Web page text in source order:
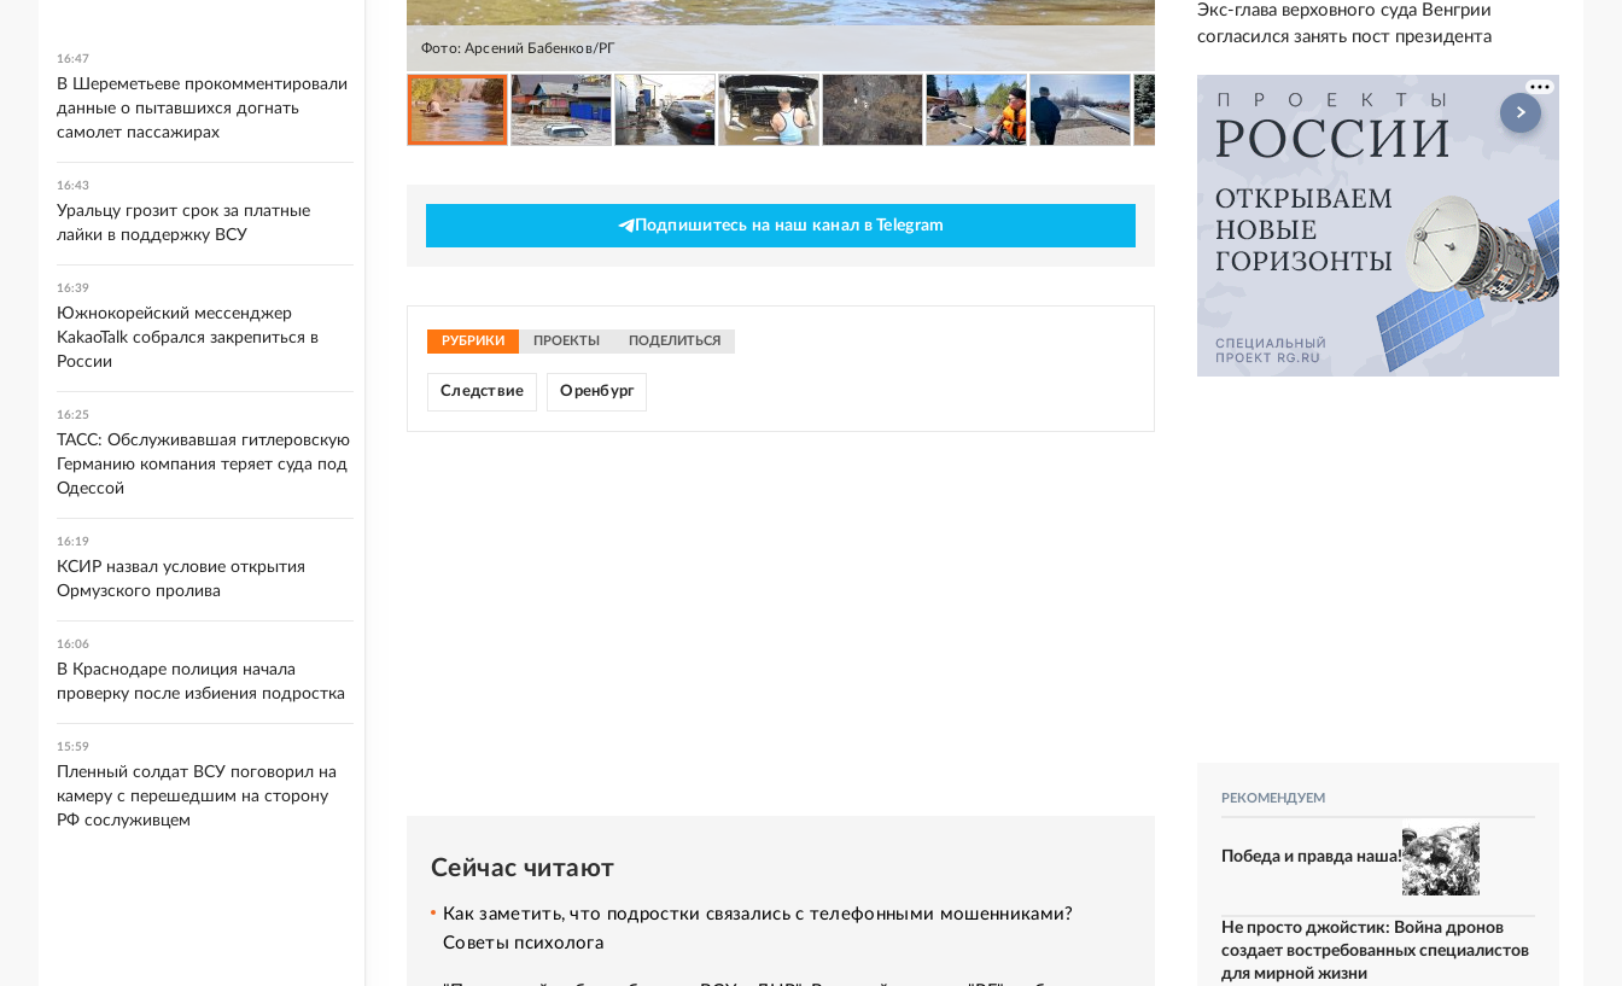
Фото: Арсений Бабенков/РГ
Подпишитесь на наш канал в Telegram
РУБРИКИ ПРОЕКТЫ ПОДЕЛИТЬСЯ
Следствие Оренбург
Сейчас читают
Как заметить, что подростки связались с телефонными мошенниками?
Советы психолога
Экс-глава верховного суда Венгрии
согласился занять пост президента
РЕКОМЕНДУЕМ
Победа и правда наша!
Не просто джойстик: Война дронов
создает востребованных специалистов
для мирной жизни
16:47
В Шереметьеве прокомментировали
данные о пытавшихся догнать
самолет пассажирах
16:43
Уральцу грозит срок за платные
лайки в поддержку ВСУ
16:39
Южнокорейский мессенджер
KakaoTalk собрался закрепиться в
России
16:25
ТАСС: Обслуживавшая гитлеровскую
Германию компания теряет суда под
Одессой
16:19
КСИР назвал условие открытия
Ормузского пролива
16:06
В Краснодаре полиция начала
проверку после избиения подростка
15:59
Пленный солдат ВСУ поговорил на
камеру с перешедшим на сторону
РФ сослуживцем